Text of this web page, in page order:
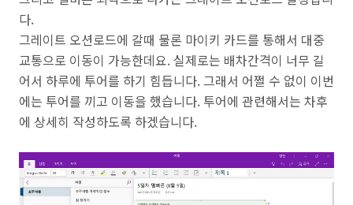
다.
그레이트 오션로드에 갈때 물론 마이키 카드를 통해서 대중
교통으로 이동이 가능한데요. 실제로는 배차간격이 너무 길
어서 하루에 투어를 하기 힘듭니다. 그래서 어쩔 수 없이 이번
에는 투어를 끼고 이동을 했습니다. 투어에 관련해서는 차후
에 상세히 작성하도록 하겠습니다.